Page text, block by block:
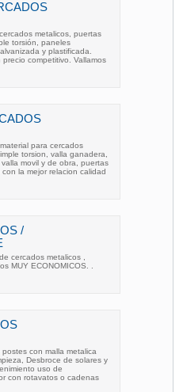
metalicos, puertas
torsión, paneles
y plastificada.
competitivo. Vallamos
para cercados
torsion, valla ganadera,
movil y de obra, puertas
la mejor relacion calidad
/
cercados metalicos ,
MUY ECONOMICOS. .
con malla metalica
Desbroce de solares y
uso de
con rotavatos o cadenas